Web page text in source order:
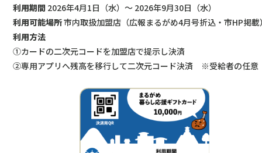
利用期間 2026年4月1日（水）〜 2026年9月30日（水）
利用可能場所市内取扱加盟店（広報まるがめ4月号折込・市HP掲載
利用方法
①カードの二次元コードを加盟店で提示し決済
②専用アプリへ残高を移行して二次元コード決済 ※受給者の任意